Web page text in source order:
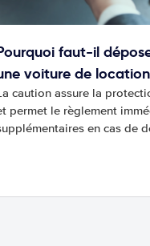
faut-il
voiture de
caution assure la
permet le règlement
en cas de